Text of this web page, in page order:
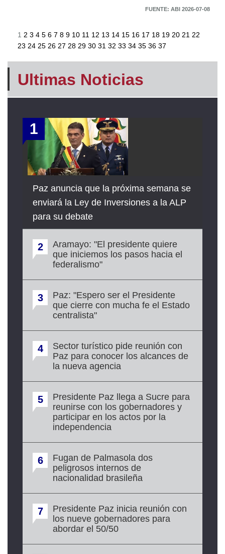
FUENTE: ABI 2026-07-08
1 2 3 4 5 6 7 8 9 10 11 12 13 14 15 16 17 18 19 20 21 22
23 24 25 26 27 28 29 30 31 32 33 34 35 36 37
Ultimas Noticias
1
Paz anuncia que la próxima semana se
enviará la Ley de Inversiones a la ALP
para su debate
2
Aramayo: "El presidente quiere
que iniciemos los pasos hacia el
federalismo"
3
Paz: "Espero ser el Presidente
que cierre con mucha fe el Estado
centralista"
4
Sector turístico pide reunión con
Paz para conocer los alcances de
la nueva agencia
5
Presidente Paz llega a Sucre para
reunirse con los gobernadores y
participar en los actos por la
independencia
6
Fugan de Palmasola dos
peligrosos internos de
nacionalidad brasileña
7
Presidente Paz inicia reunión con
los nueve gobernadores para
abordar el 50/50